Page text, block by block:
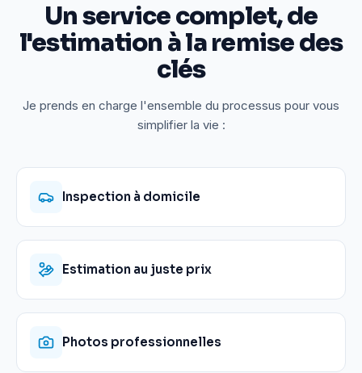
Un service complet, de
l'estimation à la remise des
clés
Je prends en charge l'ensemble du processus pour vous
simplifier la vie :
Inspection à domicile
Estimation au juste prix
Photos professionnelles